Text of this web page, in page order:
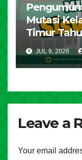
Mutasi
Timur
JUL 9, 2026
Leave a
Your email